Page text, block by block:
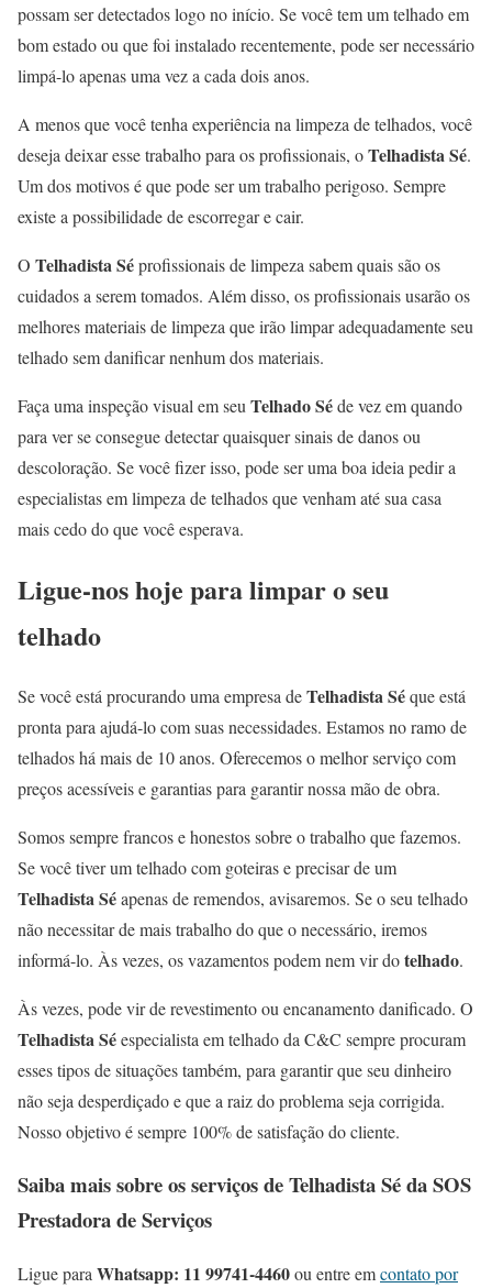
possam ser detectados logo no início. Se você tem um telhado em
bom estado ou que foi instalado recentemente, pode ser necessário
limpá-lo apenas uma vez a cada dois anos.
A menos que você tenha experiência na limpeza de telhados, você
deseja deixar esse trabalho para os profissionais, oTelhadista Sé.
Um dos motivos é que pode ser um trabalho perigoso. Sempre
existe a possibilidade de escorregar e cair.
O Telhadista Séprofissionais de limpeza sabem quais são os
cuidados a serem tomados. Além disso, os profissionais usarão os
melhores materiais de limpeza que irão limpar adequadamente seu
telhado sem danificar nenhum dos materiais.
Faça uma inspeção visual em seu Telhado Séde vez em quando
para ver se consegue detectar quaisquer sinais de danos ou
descoloração. Se você fizer isso, pode ser uma boa ideia pedir a
especialistas em limpeza de telhados que venham até sua casa
mais cedo do que você esperava.
Ligue-nos hoje para limpar o seu
telhado
Se você está procurando uma empresa deTelhadista Séque está
pronta para ajudá-lo com suas necessidades. Estamos no ramo de
telhados há mais de 10 anos. Oferecemos o melhor serviço com
preços acessíveis e garantias para garantir nossa mão de obra.
Somos sempre francos e honestos sobre o trabalho que fazemos.
Se você tiver um telhado com goteiras e precisar de um
Telhadista Séapenas de remendos, avisaremos. Se o seu telhado
não necessitar de mais trabalho do que o necessário, iremos
informá-lo. Às vezes, os vazamentos podem nem vir dotelhado.
Às vezes, pode vir de revestimento ou encanamento danificado. O
Telhadista Séespecialista em telhado da C&C sempre procuram
esses tipos de situações também, para garantir que seu dinheiro
não seja desperdiçado e que a raiz do problema seja corrigida.
Nosso objetivo é sempre 100% de satisfação do cliente.
Saiba mais sobre os serviços deTelhadista Séda SOS
Prestadora de Serviços
Ligue para Whatsapp: 11 99741-4460ou entre emcontato por